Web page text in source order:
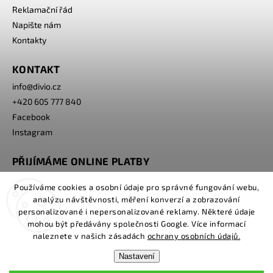
Používáme cookies a osobní údaje pro správné fungování webu,
analýzu návštěvnosti, měření konverzí a zobrazování
personalizované i nepersonalizované reklamy. Některé údaje
mohou být předávány společnosti Google. Více informací
naleznete v našich zásadách ochrany osobních údajů.
Nastavení
Reklamační řád
Napište nám
Kontakty
KONTAKT
info@divio.cz
+420 605 777 840
Facebook
Instagram
PŘIJÍMÁME ONLINE PLATBY